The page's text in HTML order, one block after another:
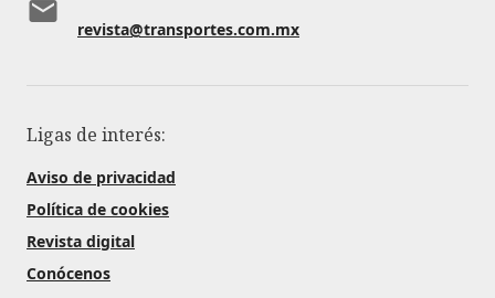
revista@transportes.com.mx
Ligas de interés:
Aviso de privacidad
Política de cookies
Revista digital
Conócenos